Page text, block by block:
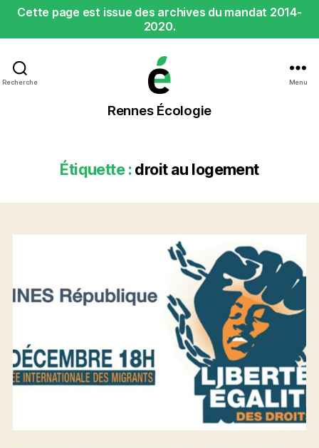
Cette page est issue des archives du mandat 2014-
2020.
Recherche
Rennes
Écologie
Rennes Écologie
Menu
Étiquette :droit au logement